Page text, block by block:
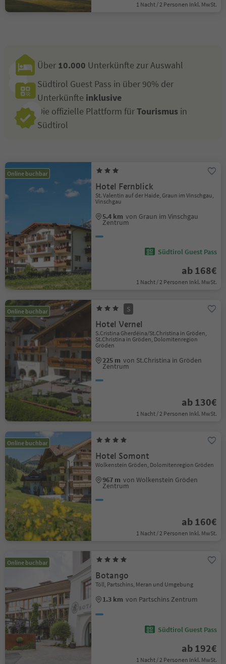
1 Nacht / 2 Personen Inkl. MwSt.
Über 10.000 Unterkünfte zur Auswahl
Südtirol Guest Pass in über 90% der
Unterkünfte inklusive
Die offizielle Plattform fürTourismus in
Südtirol
Online buchbar
Hotel Fernblick
St. Valentin auf der Haide, Graun im Vinschgau,
Vinschgau
5.4 km von Graun im Vinschgau
Zentrum
Südtirol Guest Pass
ab 168€
1 Nacht / 2 Personen Inkl. MwSt.
Online buchbar S
Hotel Vernel
S.Cristina Gherdëina/St.Christina in Gröden,
St.Christina in Gröden, Dolomitenregion
Gröden
225 m von St.Christina in Gröden
Zentrum
ab 130€
1 Nacht / 2 Personen Inkl. MwSt.
Online buchbar
Hotel Somont
Wolkenstein Gröden, Dolomitenregion Gröden
967 m von Wolkenstein Gröden
Zentrum
ab 160€
1 Nacht / 2 Personen Inkl. MwSt.
Online buchbar
Botango
Töll, Partschins, Meran und Umgebung
1.3 km von Partschins Zentrum
Südtirol Guest Pass
ab 192€
1 Nacht / 2 Personen Inkl. MwSt.